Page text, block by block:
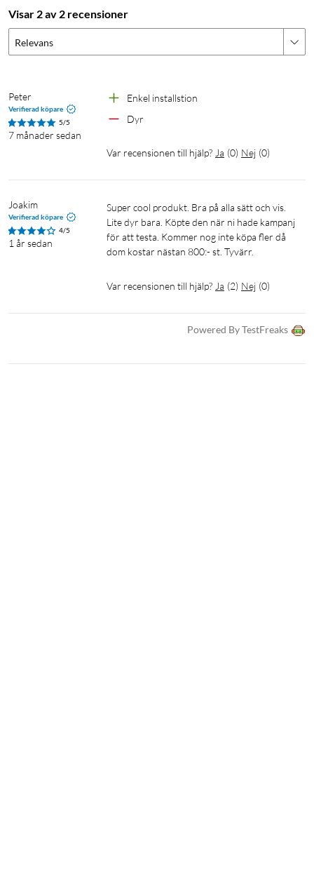
Energiförbrukning: 1.2 W i aktivt läge
Omgivningstemperatur: 0 till 40 °C
Maximal vattentemperatur: 90 °C
Spara el
Visar 2 av 2 recensioner
Relevans
Peter
Verifierad köpare
5/5
7 månader sedan
Enkel installstion
Dyr
Var recensionen till hjälp? Ja (0) Nej (0)
Joakim
Verifierad köpare
4/5
1 år sedan
Super cool produkt. Bra på alla sätt och vis.
Lite dyr bara. Köpte den när ni hade kampanj
för att testa. Kommer nog inte köpa fler då
dom kostar nästan 800:- st. Tyvärr.
Var recensionen till hjälp? Ja (2) Nej (0)
Powered By TestFreaks